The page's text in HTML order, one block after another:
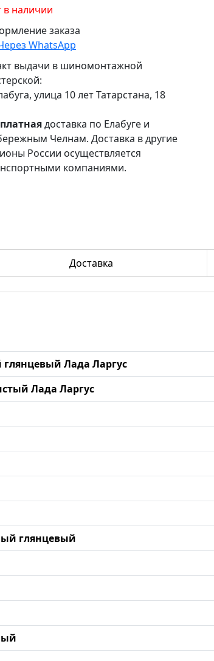
в наличии
заказа
WhatsApp
выдачи в шиномонтажной
улица 10 лет Татарстана, 18
доставка по Елабуге и
Челнам. Доставка в другие
России осуществляется
компаниями.
Доставка
Лада Ларгус
Лада Ларгус
глянцевый